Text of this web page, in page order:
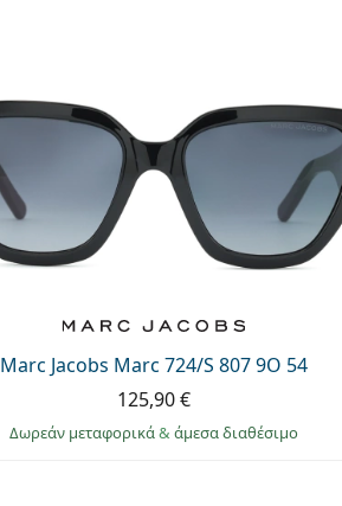
Marc Jacobs Marc 724/S 807 9O 54
125,90 €
Δωρεάν μεταφορικά& άμεσα διαθέσιμο